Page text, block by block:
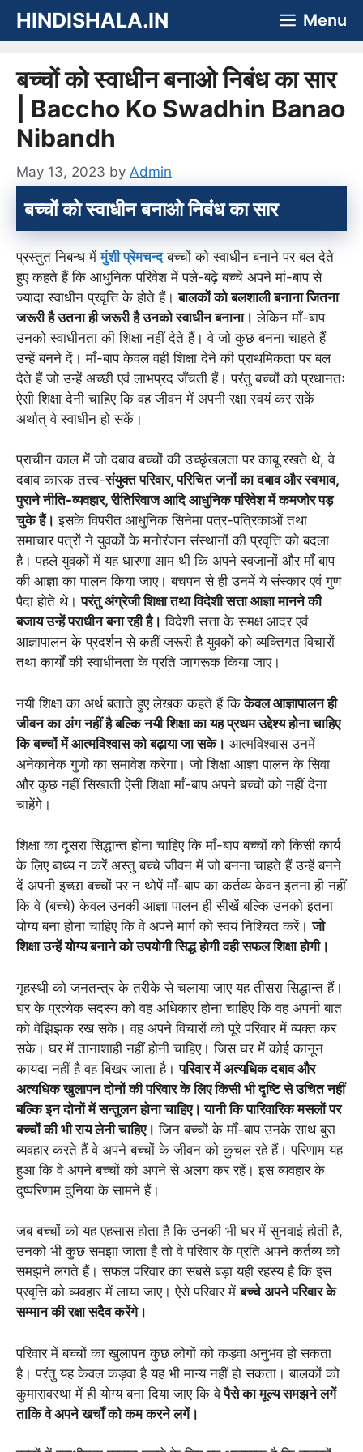
SkipHINDISHALA.IN Menu
बच्चों को स्वाधीन बनाओ निबंध का सार
| Baccho Ko Swadhin Banao
Nibandh
May 13, 2023 by Admin
बच्चों को स्वाधीन बनाओनिबंध का सार
प्रस्तुत निबन्ध मेंमुंशी प्रेमचन्दबच्चों को स्वाधीन बनाने पर बल देते
हुए कहते हैं कि आधुनिक परिवेश में पले-बढ़े बच्चे अपने मां-बाप से
ज्यादा स्वाधीन प्रवृत्ति के होते हैं।बालकों को बलशाली बनाना जितना
जरूरी है उतना ही जरूरी है उनको स्वाधीन बनाना। लेकिन माँ-बाप
उनको स्वाधीनता की शिक्षा नहीं देते हैं। वे जो कुछ बनना चाहते हैं
उन्हें बनने दें। माँ-बाप केवल वही शिक्षा देने की प्राथमिकता पर बल
देते हैं जो उन्हें अच्छी एवं लाभप्रद जँचती हैं। परंतु बच्चों को प्रधानतः
ऐसी शिक्षा देनी चाहिए कि वह जीवन में अपनी रक्षा स्वयं कर सकें
अर्थात् वे स्वाधीन हो सकें।
प्राचीन काल में जो दबाव बच्चों की उच्छृंखलता पर काबू रखते थे, वे
दबाव कारक तत्त्व-संयुक्त परिवार, परिचित जनों का दबाव और स्वभाव,
पुराने नीति-व्यवहार, रीतिरिवाज आदि आधुनिक परिवेश में कमजोर पड़
चुके हैं। इसके विपरीत आधुनिक सिनेमा पत्र-पत्रिकाओं तथा
समाचार पत्रों ने युवकों के मनोरंजन संस्थानों की प्रवृत्ति को बदला
है। पहले युवकों में यह धारणा आम थी कि अपने स्वजानों और माँ बाप
की आज्ञा का पालन किया जाए। बचपन से ही उनमें ये संस्कार एवं गुण
पैदा होते थे।परंतु अंग्रेजी शिक्षा तथा विदेशी सत्ता आज्ञा मानने की
बजाय उन्हें पराधीन बना रही है। विदेशी सत्ता के समक्ष आदर एवं
आज्ञापालन के प्रदर्शन से कहीं जरूरी है युवकों को व्यक्तिगत विचारों
तथा कार्यों की स्वाधीनता के प्रति जागरूक किया जाए।
नयी शिक्षा का अर्थ बताते हुए लेखक कहते हैं किकेवल आज्ञापालन ही
जीवन का अंग नहीं है बल्कि नयी शिक्षा का यह प्रथम उद्देश्य होना चाहिए
कि बच्चों में आत्मविश्वास को बढ़ाया जा सके। आत्मविश्वास उनमें
अनेकानेक गुणों का समावेश करेगा। जो शिक्षा आज्ञा पालन के सिवा
और कुछ नहीं सिखाती ऐसी शिक्षा माँ-बाप अपने बच्चों को नहीं देना
चाहेंगे।
शिक्षा का दूसरा सिद्धान्त होना चाहिए कि माँ-बाप बच्चों को किसी कार्य
के लिए बाध्य न करें अस्तु बच्चे जीवन में जो बनना चाहते हैं उन्हें बनने
दें अपनी इच्छा बच्चों पर न थोपें माँ-बाप का कर्तव्य केवन इतना ही नहीं
कि वे (बच्चे) केवल उनकी आज्ञा पालन ही सीखें बल्कि उनको इतना
योग्य बना होना चाहिए कि वे अपने मार्ग को स्वयं निश्चित करें।जो
शिक्षा उन्हें योग्य बनाने को उपयोगी सिद्ध होगी वही सफल शिक्षा होगी।
गृहस्थी को जनतन्त्र के तरीके से चलाया जाए यह तीसरा सिद्धान्त हैं।
घर के प्रत्येक सदस्य को वह अधिकार होना चाहिए कि वह अपनी बात
को वेझिझक रख सके। वह अपने विचारों को पूरे परिवार में व्यक्त कर
सके। घर में तानाशाही नहीं होनी चाहिए। जिस घर में कोई कानून
कायदा नहीं है वह बिखर जाता है।परिवार में अत्यधिक दबाव और
अत्यधिक खुलापन दोनों की परिवार के लिए किसी भी दृष्टि से उचित नहीं
बल्कि इन दोनों में सन्तुलन होना चाहिए। यानी कि पारिवारिक मसलों पर
बच्चों की भी राय लेनी चाहिए। जिन बच्चों के माँ-बाप उनके साथ बुरा
व्यवहार करते हैं वे अपने बच्चों के जीवन को कुचल रहे हैं। परिणाम यह
हुआ कि वे अपने बच्चों को अपने से अलग कर रहें। इस व्यवहार के
दुष्परिणाम दुनिया के सामने हैं।
जब बच्चों को यह एहसास होता है कि उनकी भी घर में सुनवाई होती है,
उनको भी कुछ समझा जाता है तो वे परिवार के प्रति अपने कर्तव्य को
समझने लगते हैं। सफल परिवार का सबसे बड़ा यही रहस्य है कि इस
प्रवृत्ति को व्यवहार में लाया जाए। ऐसे परिवार मेंबच्चे अपने परिवार के
सम्मान की रक्षा सदैव करेंगे।
परिवार में बच्चों का खुलापन कुछ लोगों को कड़वा अनुभव हो सकता
है। परंतु यह केवल कड़वा है यह भी मान्य नहीं हो सकता। बालकों को
कुमारावस्था में ही योग्य बना दिया जाए कि वेपैसे का मूल्य समझने लगें
ताकि वे अपने खर्चों को कम करने लगें।